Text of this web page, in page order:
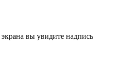
вы увидите надпись